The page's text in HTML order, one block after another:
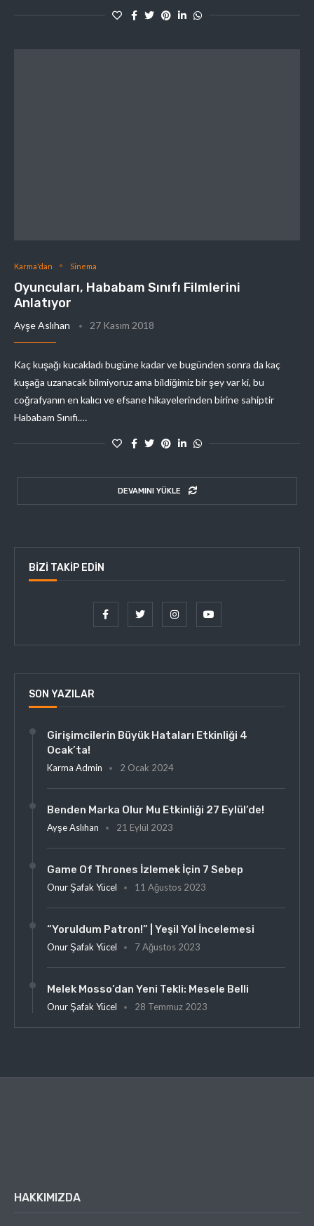
Karma'dan Sinema
Oyuncuları, Hababam Sınıfı Filmlerini
Anlatıyor
Ayşe Aslıhan 27 Kasım 2018
Kaç kuşağı kucakladı bugüne kadar ve bugünden sonra da kaç
kuşağa uzanacak bilmiyoruz ama bildiğimiz bir şey var ki, bu
coğrafyanın en kalıcı ve efsane hikayelerinden birine sahiptir
Hababam Sınıfı.…
DEVAMINI YÜKLE
BIZI TAKIP EDIN
SON YAZILAR
Girişimcilerin Büyük Hataları Etkinliği 4
Ocak’ta!
Karma Admin 2 Ocak 2024
Benden Marka Olur Mu Etkinliği 27 Eylül’de!
Ayşe Aslıhan 21 Eylül 2023
Game Of Thrones İzlemek İçin 7 Sebep
Onur Şafak Yücel 11 Ağustos 2023
“Yoruldum Patron!” | Yeşil Yol İncelemesi
Onur Şafak Yücel 7 Ağustos 2023
Melek Mosso’dan Yeni Tekli: Mesele Belli
Onur Şafak Yücel 28 Temmuz 2023
HAKKIMIZDA